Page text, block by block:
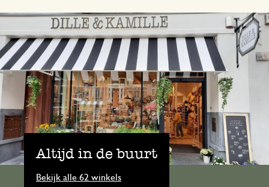
Altijd in de buurt
Bekijk alle 62 winkels